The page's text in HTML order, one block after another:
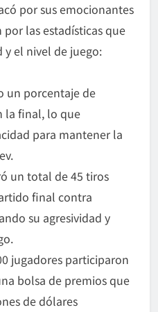
por sus emocionantes
las estadísticas que
el nivel de juego:
un porcentaje de
la final, lo que
para mantener la
un total de 45 tiros
final contra
su agresividad y
jugadores participaron
bolsa de premios que
de dólares